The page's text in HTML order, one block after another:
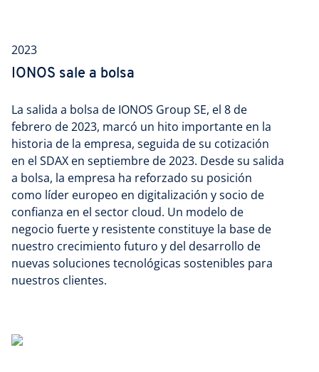
2023
IONOS sale a bolsa
La salida a bolsa de IONOS Group SE, el 8 de
febrero de 2023, marcó un hito importante en la
historia de la empresa, seguida de su cotización
en el SDAX en septiembre de 2023. Desde su salida
a bolsa, la empresa ha reforzado su posición
como líder europeo en digitalización y socio de
confianza en el sector cloud. Un modelo de
negocio fuerte y resistente constituye la base de
nuestro crecimiento futuro y del desarrollo de
nuevas soluciones tecnológicas sostenibles para
nuestros clientes.